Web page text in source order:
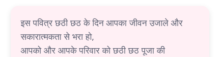
इस पवित्र छठी छठ के दिन आपका जीवन उजाले और
सकारात्मकता से भरा हो,
आपको और आपके परिवार को छठी छठ पूजा की